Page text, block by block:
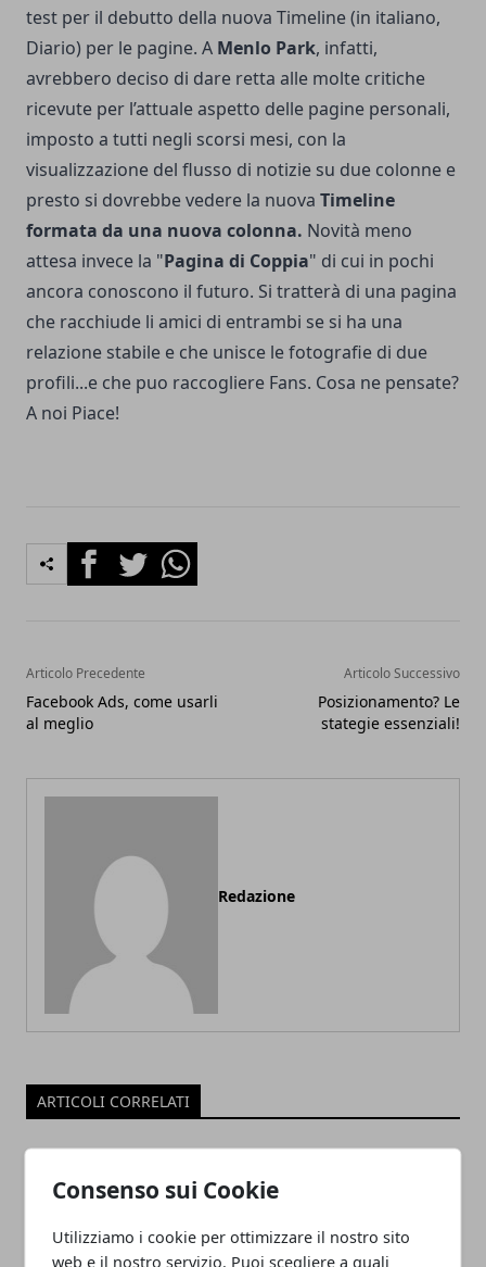
Consenso sui Cookie
Utilizziamo i cookie per ottimizzare il nostro sito
web e il nostro servizio. Puoi scegliere a quali
test per il debutto della nuova Timeline (in italiano,
Diario) per le pagine. A Menlo Park, infatti,
avrebbero deciso di dare retta alle molte critiche
ricevute per l’attuale aspetto delle pagine personali,
imposto a tutti negli scorsi mesi, con la
visualizzazione del flusso di notizie su due colonne e
presto si dovrebbe vedere la nuova Timeline
formata da una nuova colonna. Novità meno
attesa invece la "Pagina di Coppia" di cui in pochi
ancora conoscono il futuro. Si tratterà di una pagina
che racchiude li amici di entrambi se si ha una
relazione stabile e che unisce le fotografie di due
profili...e che puo raccogliere Fans. Cosa ne pensate?
A noi Piace!
FacebookTwitterWhatsapp
Articolo Precedente
Facebook Ads, come usarli
al meglio
Articolo Successivo
Posizionamento? Le
stategie essenziali!
Redazione
ARTICOLI CORRELATI